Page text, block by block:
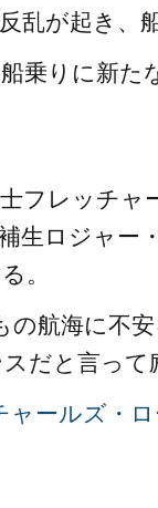
乱が起き、
乗りに新た
フレッチャ
生ロジャー
。
の航海に不
だと言って
ャールズ・